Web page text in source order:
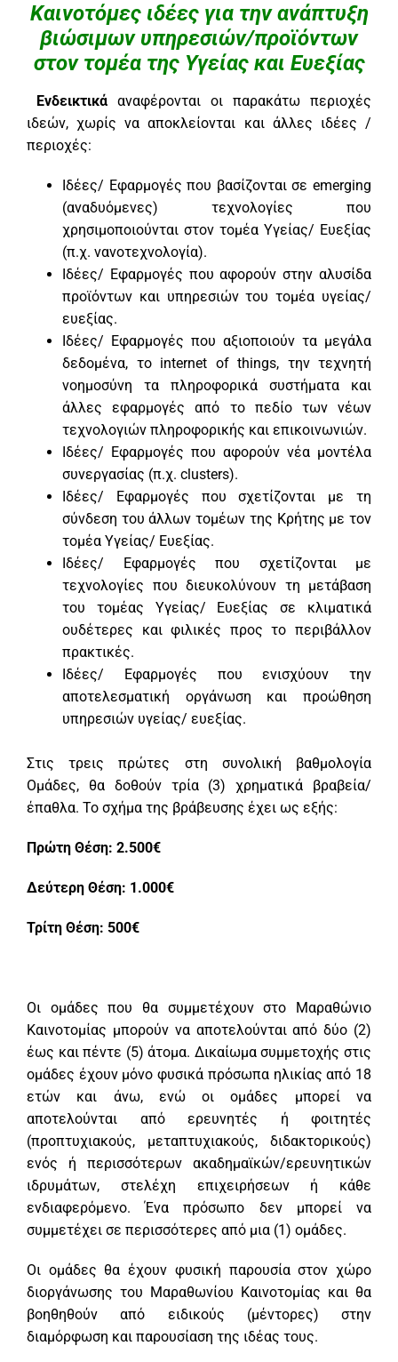
Καινοτόμες ιδέες για την ανάπτυξη
βιώσιμων υπηρεσιών/προϊόντων
στον τομέα της Υγείας και Ευεξίας
Ενδεικτικά αναφέρονται οι παρακάτω περιοχές
ιδεών, χωρίς να αποκλείονται και άλλες ιδέες /
περιοχές:
Ιδέες/ Εφαρμογές που βασίζονται σε emerging
(αναδυόμενες) τεχνολογίες που
χρησιμοποιούνται στον τομέα Υγείας/ Ευεξίας
(π.χ. νανοτεχνολογία).
Ιδέες/ Εφαρμογές που αφορούν στην αλυσίδα
προϊόντων και υπηρεσιών του τομέα υγείας/
ευεξίας.
Ιδέες/ Εφαρμογές που αξιοποιούν τα μεγάλα
δεδομένα, το internet of things, την τεχνητή
νοημοσύνη τα πληροφορικά συστήματα και
άλλες εφαρμογές από το πεδίο των νέων
τεχνολογιών πληροφορικής και επικοινωνιών.
Ιδέες/ Εφαρμογές που αφορούν νέα μοντέλα
συνεργασίας (π.χ. clusters).
Ιδέες/ Εφαρμογές που σχετίζονται με τη
σύνδεση του άλλων τομέων της Κρήτης με τον
τομέα Υγείας/ Ευεξίας.
Ιδέες/ Εφαρμογές που σχετίζονται με
τεχνολογίες που διευκολύνουν τη μετάβαση
του τομέας Υγείας/ Ευεξίας σε κλιματικά
ουδέτερες και φιλικές προς το περιβάλλον
πρακτικές.
Ιδέες/ Εφαρμογές που ενισχύουν την
αποτελεσματική οργάνωση και προώθηση
υπηρεσιών υγείας/ ευεξίας.
Στις τρεις πρώτες στη συνολική βαθμολογία
Ομάδες, θα δοθούν τρία (3) χρηματικά βραβεία/
έπαθλα. Το σχήμα της βράβευσης έχει ως εξής:
Πρώτη Θέση: 2.500€
Δεύτερη Θέση: 1.000€
Τρίτη Θέση: 500€
Οι ομάδες που θα συμμετέχουν στο Μαραθώνιο
Καινοτομίας μπορούν να αποτελούνται από δύο (2)
έως και πέντε (5) άτομα. Δικαίωμα συμμετοχής στις
ομάδες έχουν μόνο φυσικά πρόσωπα ηλικίας από 18
ετών και άνω, ενώ οι ομάδες μπορεί να
αποτελούνται από ερευνητές ή φοιτητές
(προπτυχιακούς, μεταπτυχιακούς, διδακτορικούς)
ενός ή περισσότερων ακαδημαϊκών/ερευνητικών
ιδρυμάτων, στελέχη επιχειρήσεων ή κάθε
ενδιαφερόμενο. Ένα πρόσωπο δεν μπορεί να
συμμετέχει σε περισσότερες από μια (1) ομάδες.
Οι ομάδες θα έχουν φυσική παρουσία στον χώρο
διοργάνωσης του Μαραθωνίου Καινοτομίας και θα
βοηθηθούν από ειδικούς (μέντορες) στην
διαμόρφωση και παρουσίαση της ιδέας τους.